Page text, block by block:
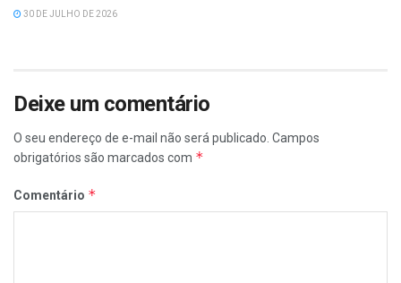
30 DE JULHO DE 2026
Deixe um comentário
O seu endereço de e-mail não será publicado. Campos
obrigatórios são marcados com *
Comentário *